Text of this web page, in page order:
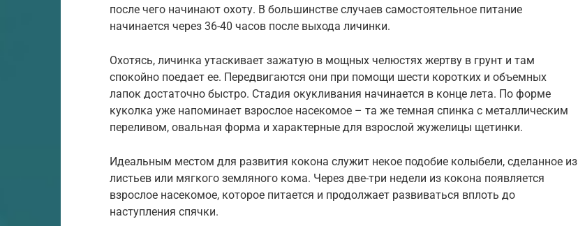
после чего начинают охоту. В большинстве случаев самостоятельное питание
начинается через 36-40 часов после выхода личинки.
Охотясь, личинка утаскивает зажатую в мощных челюстях жертву в грунт и там
спокойно поедает ее. Передвигаются они при помощи шести коротких и объемных
лапок достаточно быстро. Стадия окукливания начинается в конце лета. По форме
куколка уже напоминает взрослое насекомое – та же темная спинка с металлическим
переливом, овальная форма и характерные для взрослой жужелицы щетинки.
Идеальным местом для развития кокона служит некое подобие колыбели, сделанное из
листьев или мягкого земляного кома. Через две-три недели из кокона появляется
взрослое насекомое, которое питается и продолжает развиваться вплоть до
наступления спячки.